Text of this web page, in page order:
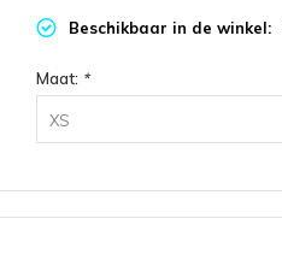
Beschikbaar in de winkel:
Maat: *
XS